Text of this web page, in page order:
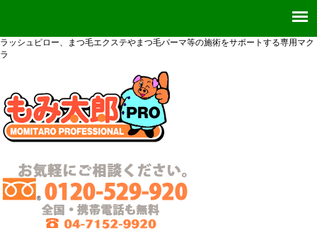
ラッシュピロー、まつ毛エクステやまつ毛パーマ等の施術をサポートする専用マク
ラ